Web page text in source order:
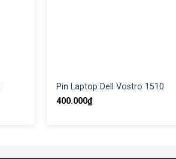
Pin Laptop Dell Vostro 1510
400.000₫